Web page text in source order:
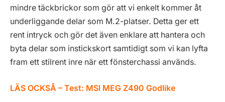
mindre täckbrickor som gör att vi enkelt kommer åt
underliggande delar som M.2-platser. Detta ger ett
rent intryck och gör det även enklare att hantera och
byta delar som instickskort samtidigt som vi kan lyfta
fram ett stilrent inre när ett fönsterchassi används.
LÄS OCKSÅ – Test: MSI MEG Z490 Godlike